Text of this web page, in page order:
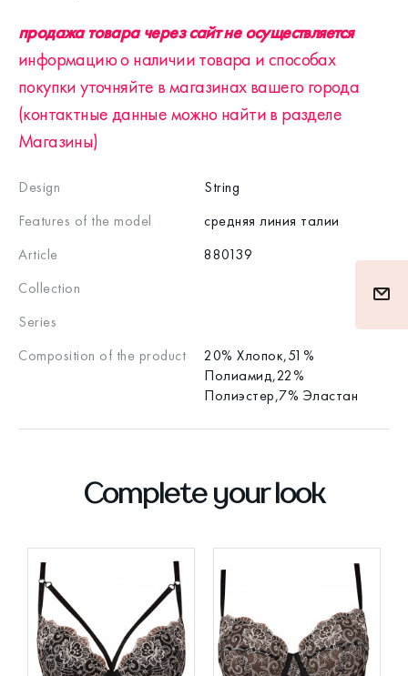
продажа товара через сайт не осуществляется
информацию о наличии товара и способах
покупки уточняйте в магазинах вашего города
(контактные данные можно найти в разделе
Магазины)
Design
String
Features of the model
средняя линия талии
Article
880139
Collection
Series
Composition of the product
20% Хлопок,51%
Полиамид,22%
Полиэстер,7% Эластан
Complete your look